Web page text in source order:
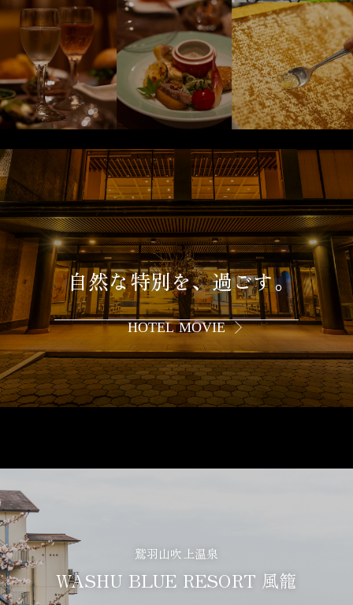
自然な特別を、過ごす。
HOTEL MOVIE
鷲羽山吹上温泉
WASHU BLUE RESORT 風籠